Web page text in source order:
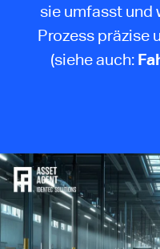
sie umfasst und
Prozess präzise
(siehe auch: